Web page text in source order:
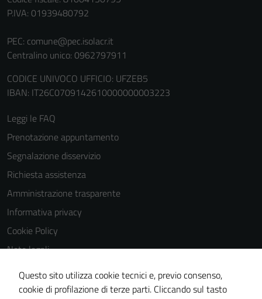
P.IVA: 01939480792
PEC: comune@pec.isolacr.it
Centralino unico: 0962797911
CODICE UNIVOCO UFFICIO: UFZEB5
IBAN: IT26C0709142610000000003223
Leggi le FAQ
Prenotazione appuntamento
Segnalazione disservizio
Richiesta assistenza
Amministrazione trasparente
Informativa privacy
Cookie Policy
Note legali
Obiettivi di accessibilità
Dichiarazione di accessibilità
Questo sito utilizza cookie tecnici e, previo consenso,
cookie di profilazione di terze parti. Cliccando sul tasto